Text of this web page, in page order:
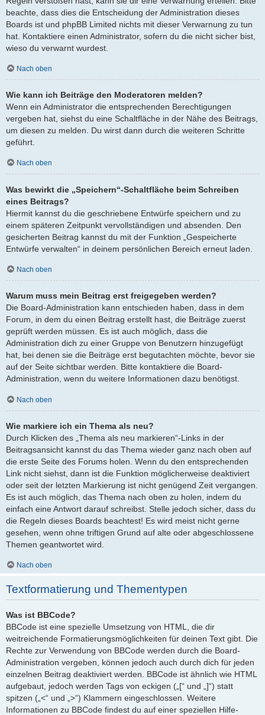
beachte, dass dies die Entscheidung der Administration dieses
Boards ist und phpBB Limited nichts mit dieser Verwarnung zu tun
hat. Kontaktiere einen Administrator, sofern du die nicht sicher bist,
wieso du verwarnt wurdest.
Nach oben
Wie kann ich Beiträge den Moderatoren melden?
Wenn ein Administrator die entsprechenden Berechtigungen
vergeben hat, siehst du eine Schaltfläche in der Nähe des Beitrags,
um diesen zu melden. Du wirst dann durch die weiteren Schritte
geführt.
Nach oben
Was bewirkt die „Speichern“-Schaltfläche beim Schreiben
eines Beitrags?
Hiermit kannst du die geschriebene Entwürfe speichern und zu
einem späteren Zeitpunkt vervollständigen und absenden. Den
gesicherten Beitrag kannst du mit der Funktion „Gespeicherte
Entwürfe verwalten“ in deinem persönlichen Bereich erneut laden.
Nach oben
Warum muss mein Beitrag erst freigegeben werden?
Die Board-Administration kann entschieden haben, dass in dem
Forum, in dem du einen Beitrag erstellt hast, die Beiträge zuerst
geprüft werden müssen. Es ist auch möglich, dass die
Administration dich zu einer Gruppe von Benutzern hinzugefügt
hat, bei denen sie die Beiträge erst begutachten möchte, bevor sie
auf der Seite sichtbar werden. Bitte kontaktiere die Board-
Administration, wenn du weitere Informationen dazu benötigst.
Nach oben
Wie markiere ich ein Thema als neu?
Durch Klicken des „Thema als neu markieren“-Links in der
Beitragsansicht kannst du das Thema wieder ganz nach oben auf
die erste Seite des Forums holen. Wenn du den entsprechenden
Link nicht siehst, dann ist die Funktion möglicherweise deaktiviert
oder seit der letzten Markierung ist nicht genügend Zeit vergangen.
Es ist auch möglich, das Thema nach oben zu holen, indem du
einfach eine Antwort darauf schreibst. Stelle jedoch sicher, dass du
die Regeln dieses Boards beachtest! Es wird meist nicht gerne
gesehen, wenn ohne triftigen Grund auf alte oder abgeschlossene
Themen geantwortet wird.
Nach oben
Textformatierung und Thementypen
Was ist BBCode?
BBCode ist eine spezielle Umsetzung von HTML, die dir
weitreichende Formatierungsmöglichkeiten für deinen Text gibt. Die
Rechte zur Verwendung von BBCode werden durch die Board-
Administration vergeben, können jedoch auch durch dich für jeden
einzelnen Beitrag deaktiviert werden. BBCode ist ähnlich wie HTML
aufgebaut, jedoch werden Tags von eckigen („[“ und „]“) statt
spitzen („<“ und „>“) Klammern eingeschlossen. Weitere
Informationen zu BBCode findest du auf einer speziellen Hilfe-